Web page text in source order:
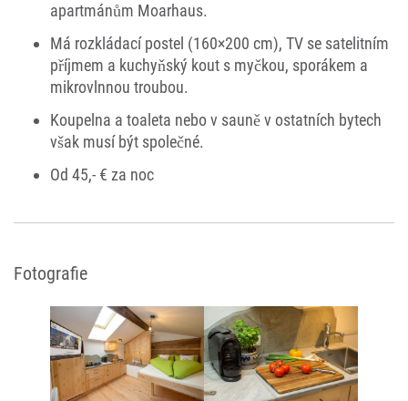
apartmánům Moarhaus.
Má rozkládací postel (160×200 cm), TV se satelitním
příjmem a kuchyňský kout s myčkou, sporákem a
mikrovlnnou troubou.
Koupelna a toaleta nebo v sauně v ostatních bytech
však musí být společné.
Od 45,- € za noc
Fotografie